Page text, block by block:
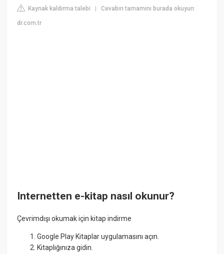
Kaynak kaldırma talebi |Cevabın tamamını burada okuyun:
dr.com.tr
Internetten e-kitap nasıl okunur?
Çevrimdışı okumak için kitap indirme
Google Play Kitaplar uygulamasını açın.
Kitaplığınıza gidin.